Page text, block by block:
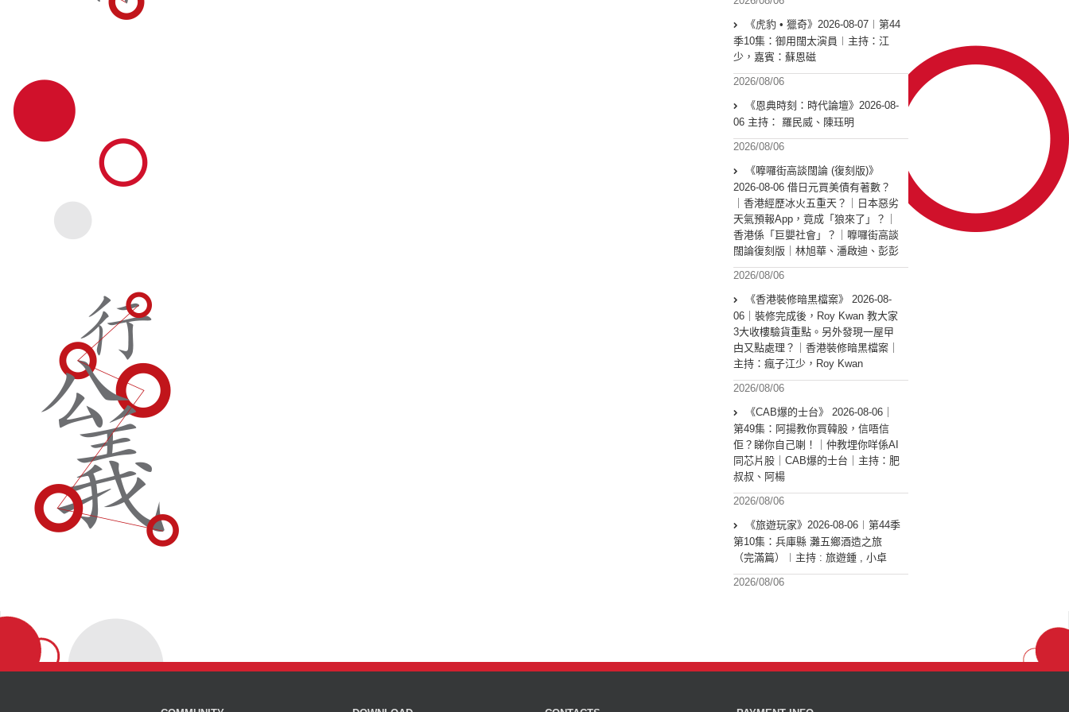
《虎豹 • 獵奇》2026-08-07︱第44
季10集：御用闊太演員︱主持：江
少，嘉賓：蘇恩磁
2026/08/06
《恩典時刻：時代論壇》2026-08-
06 主持： 羅民威、陳珏明
2026/08/06
《嚤囉街高談闊論 (復刻版)》
2026-08-06 借日元買美債有著數？
｜香港經歷冰火五重天？｜日本惡劣
天氣預報App，竟成「狼來了」？｜
香港係「巨嬰社會」？｜嚤囉街高談
闊論復刻版｜林旭華、潘啟迪、彭彭
2026/08/06
《香港裝修暗黑檔案》 2026-08-
06｜裝修完成後，Roy Kwan 教大家
3大收樓驗貨重點。另外發現一屋曱
甴又點處理？｜香港裝修暗黑檔案｜
主持：瘋子江少，Roy Kwan
2026/08/06
《CAB爆的士台》 2026-08-06｜
第49集：阿揚教你買韓股，信唔信
佢？睇你自己喇！｜仲教埋你咩係AI
同芯片股｜CAB爆的士台｜主持：肥
叔叔、阿楊
2026/08/06
《旅遊玩家》2026-08-06︱第44季
第10集：兵庫縣 灘五鄉酒造之旅
（完滿篇）︱主持 : 旅遊鍾 , 小卓
2026/08/06